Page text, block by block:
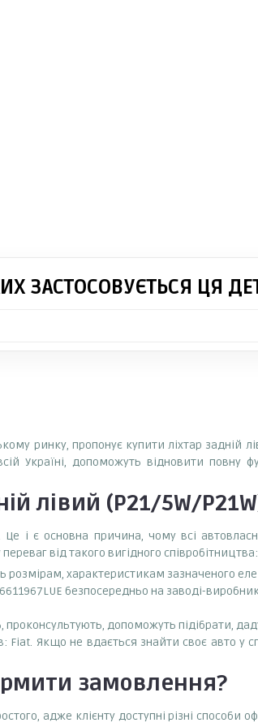
ЗАСТОСОВУЄТЬСЯ ЦЯ
ринку, пропонує купити ліхтар задній
Україні, допоможуть відновити повну
лівий (P21/5W/
і є основна причина, чому всі
від такого вигідного співробітництва:
розмірам, характеристикам зазначеного
безпосередньо на заводі-
проконсультують, допоможуть підібрати,
Fiat. Якщо не вдається знайти своє авто у
замовлення?
адже клієнту доступні різні